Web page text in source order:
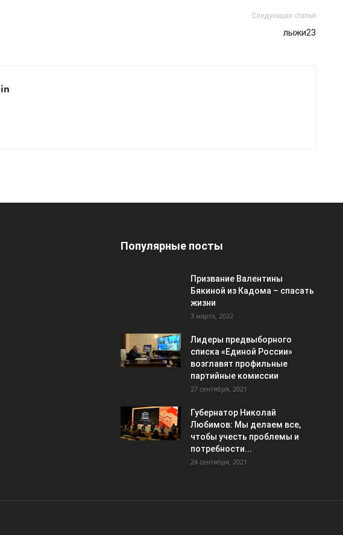
Следующая статья
лыжи23
Популярные посты
Призвание Валентины
Бякиной из Кадома – спасать
жизни
3 марта, 2022
Лидеры предвыборного
списка «Единой России»
возглавят профильные
партийные комиссии
27 сентября, 2021
Губернатор Николай
Любимов: Мы делаем все,
чтобы учесть проблемы и
потребности...
24 сентября, 2021